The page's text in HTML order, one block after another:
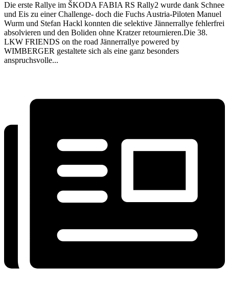
Die erste Rallye im ŠKODA FABIA RS Rally2 wurde dank Schnee
und Eis zu einer Challenge- doch die Fuchs Austria-Piloten Manuel
Wurm und Stefan Hackl konnten die selektive Jännerrallye fehlerfrei
absolvieren und den Boliden ohne Kratzer retournieren.Die 38.
LKW FRIENDS on the road Jännerrallye powered by
WIMBERGER gestaltete sich als eine ganz besonders
anspruchsvolle...